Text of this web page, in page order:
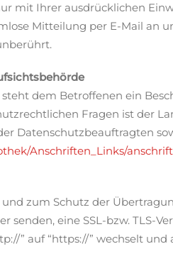
mit Ihrer ausdrücklichen
Mitteilung per E-Mail an
dem Betroffenen ein
Fragen ist der
Datenschutzbeauftragten
Anschriften_Links/
zum Schutz der
senden, eine SSL-bzw. TLS-
” auf “https://” wechselt